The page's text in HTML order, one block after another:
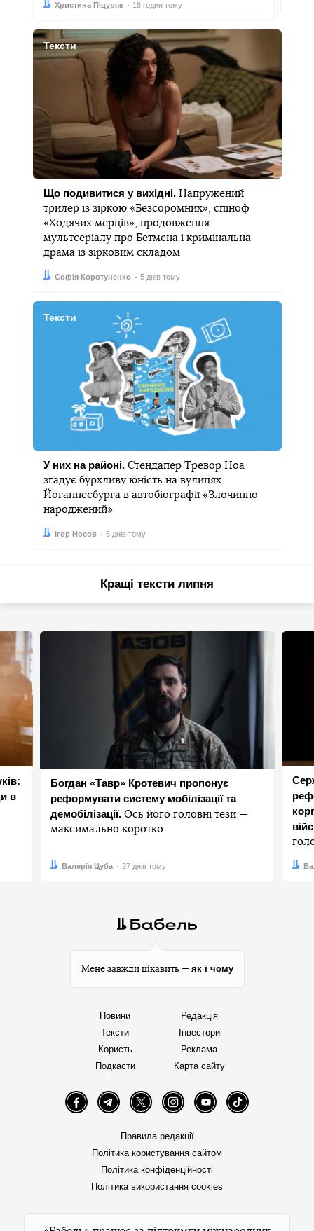
Автор:
Христина Піцуряк
Дата: 18 годин тому
Тексти
Що подивитися у вихідні. Напружений
трилер із зіркою «Безсоромних», спіноф
«Ходячих мерців», продовження
мультсеріалу про Бетмена і кримінальна
драма із зірковим складом
Автор:
Софія Коротуненко
Дата: 5 днів тому
Тексти
У них на районі.Стендапер Тревор Ноа
згадує бурхливу юність на вулицях
Йоганнесбурга в автобіографії «Злочинно
народжений»
Автор:
Ігор Носов
Дата: 6 днів тому
Кращі тексти липня
в
Богдан «Тавр» Кротевич пропонує
реформувати систему мобілізації та
демобілізації. Ось його головні тези —
максимально коротко
Автор:
Валерія Цуба
Дата: 27 днів тому Дата:
Мене завжди цікавить — як і чому
Новини
Тексти
Користь
Подкасти
Редакція
Інвестори
Реклама
Карта сайту
FacebookTelegramTwitter InstagramYouTube TikTok
Правила редакції
Політика користування сайтом
Політика конфіденційності
Політика використання cookies